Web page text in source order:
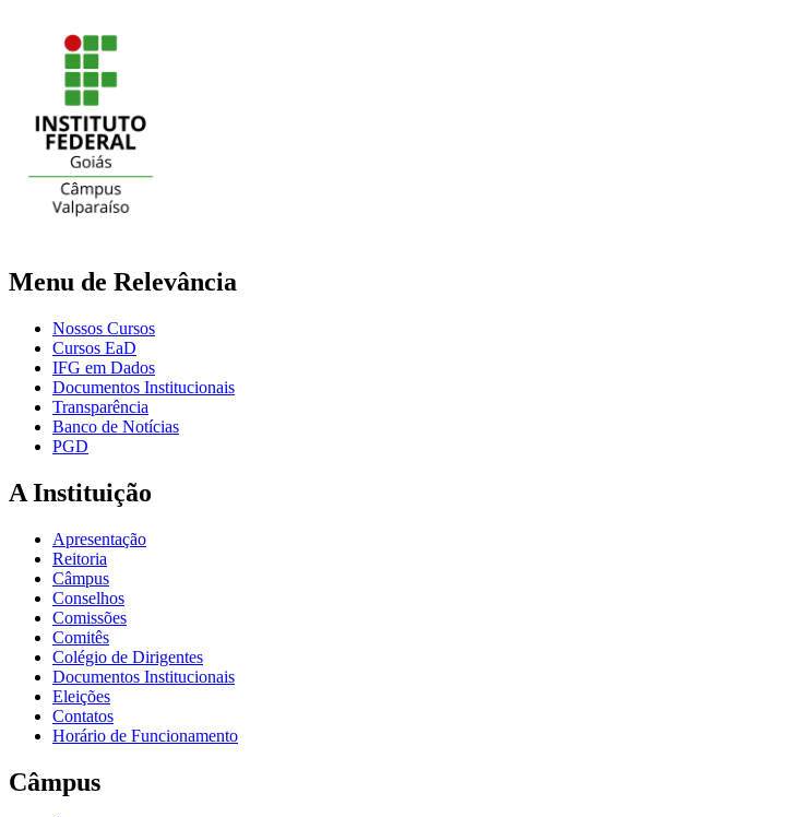
Menu de Relevância
Nossos Cursos
Cursos EaD
IFG em Dados
Documentos Institucionais
Transparência
Banco de Notícias
PGD
A Instituição
Apresentação
Reitoria
Câmpus
Conselhos
Comissões
Comitês
Colégio de Dirigentes
Documentos Institucionais
Eleições
Contatos
Horário de Funcionamento
Câmpus